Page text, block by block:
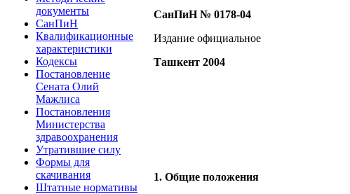
документы
СанПиН
Квалификационные
характеристики
Кодексы
Постановление
Сената Олий
Мажлиса
Постановления
Министерства
здравоохранения
Утратившие силу
Формы для
скачивания
Штатные нормативы
СанПиН № 0178-04
Издание официальное
Ташкент 2004
1. Общие положения